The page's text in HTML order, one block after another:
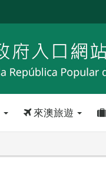
來澳旅遊